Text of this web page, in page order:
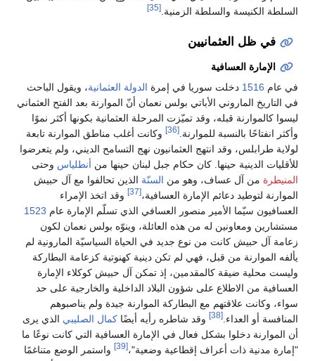
السلطة الكنيسة والسلطة الزمنية.[35]
في ظل العثمانيين
الإمارة العسافية
في عام 1516 دخلت سوريا في إمرة الدولة العثمانية، ويقول الباحث
في التاريخ الماروني الأباتي بولس نعمان أنّ الموارنة بعد الفتح العثماني
ليسوا كالموارنة قبله، وقد تميّزت المرحلة العثمانية بكونها أكثر نموًا
وأكثر انفتاحًا بالنسبة للموارنة.[36]
وكانت أغلب مناطق الموارنة تابعة
لولاية طرابلس، وقد انتهج العثمانيون نهج التسامح الديني، ولم يتعرضوا
للأقليات الدينية حينها. كان حكام جبل لبنان حينها من أنطلياس وحتى
المنيطرة من آل عساف، وهو من السنّة الذين تحالفوا مع آل حبيش
الموارنة لتوطيد دعائم الإمارة العسافية،[37]
وقد اتخذ الإمراء
العسافيون سيّما الأمير منصور العسافي الذي تسلّم الإمارة عام 1523
مستشارين ومعاونين له من هذه العائلة، وينوّه بولس نعمان لكون
زعامة آل حبيش كانت من نوع جديد في الحياة السياسيّة المارونية لم
يألفه الموارنة من قبل، فهي لم تكن دينية كهنوتية كزعامة البطاركة
وليست محلية ضيقة كالمقدمين، إذ تمكن آل حبيش كوكلاء الإمارة
العسافية من الاطلاع على شؤون البلاد الداخلية والخارجية على حد
سواء، وكانت علاقتهم مع البطاركة الموارنة جيدة ولم يناصبوهم
المنافسة أو العداء.[38] وقد شاطره رأيه أيضًا كمال الصليبي الذي يرى
أن الموارنة دخلوا بشكل فعال في الإمارة العسافية التي كانت نوعًا ما
"إمارة مدنية ذات أعراف إقطاعية وضعية"،[39]
واستمر الوضع متناغمًا